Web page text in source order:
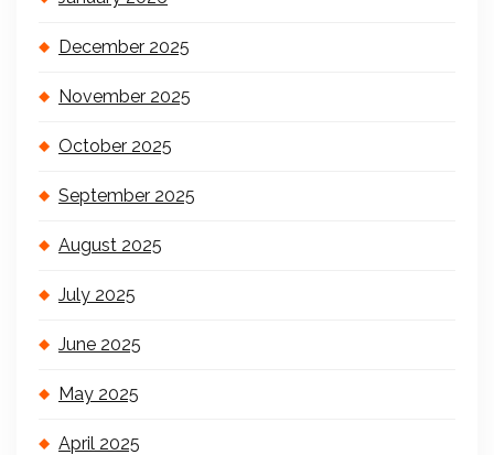
December 2025
November 2025
October 2025
September 2025
August 2025
July 2025
June 2025
May 2025
April 2025